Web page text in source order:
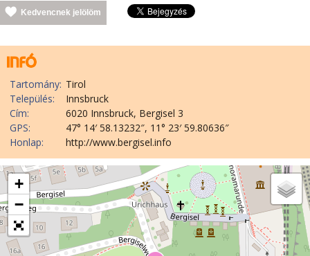
Kedvencnek jelölöm
Tartomány: Tirol
Település:
Innsbruck
Cím:
6020 Innsbruck, Bergisel 3
GPS:
47° 14′ 58.13232″, 11° 23′ 59.80636″
Honlap:
http://www.bergisel.info
+
−